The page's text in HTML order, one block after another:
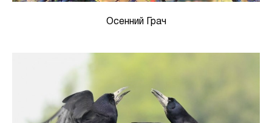
Осенний Грач